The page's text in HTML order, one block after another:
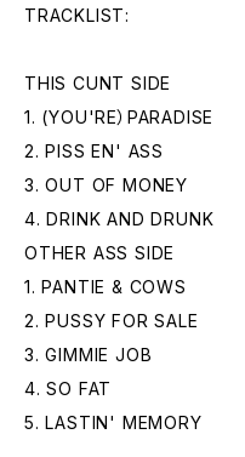
TRACKLIST:
THIS CUNT SIDE
1. (YOU'RE）PARADISE
2. PISS EN' ASS
3. OUT OF MONEY
4. DRINK AND DRUNK
OTHER ASS SIDE
1. PANTIE & COWS
2. PUSSY FOR SALE
3. GIMMIE JOB
4. SO FAT
5. LASTIN' MEMORY